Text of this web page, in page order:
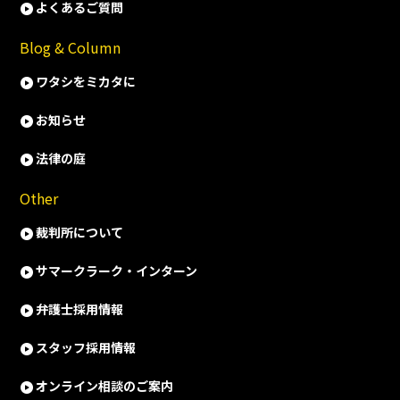
よくあるご質問
Blog & Column
ワタシをミカタに
お知らせ
法律の庭
Other
裁判所について
サマークラーク・インターン
弁護士採用情報
スタッフ採用情報
オンライン相談のご案内